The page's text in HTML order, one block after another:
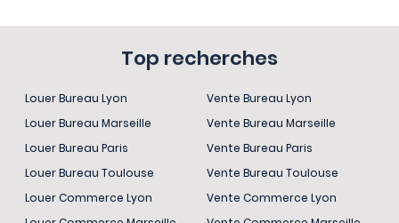
Top recherches
Louer Bureau Lyon
Louer Bureau Marseille
Louer Bureau Paris
Louer Bureau Toulouse
Louer Commerce Lyon
Vente Bureau Lyon
Vente Bureau Marseille
Vente Bureau Paris
Vente Bureau Toulouse
Vente Commerce Lyon